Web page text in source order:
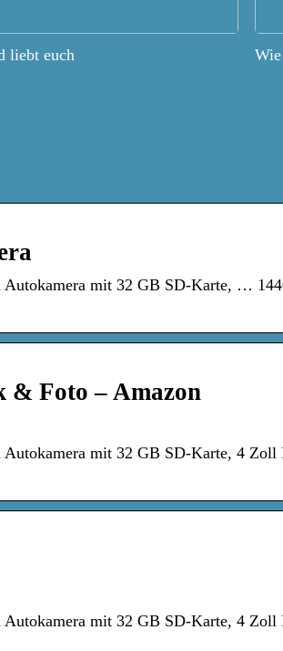
liebt euch
mit 32 GB SD-Karte, …
Foto – Amazon
mit 32 GB SD-Karte, 4 Zoll
mit 32 GB SD-Karte, 4 Zoll